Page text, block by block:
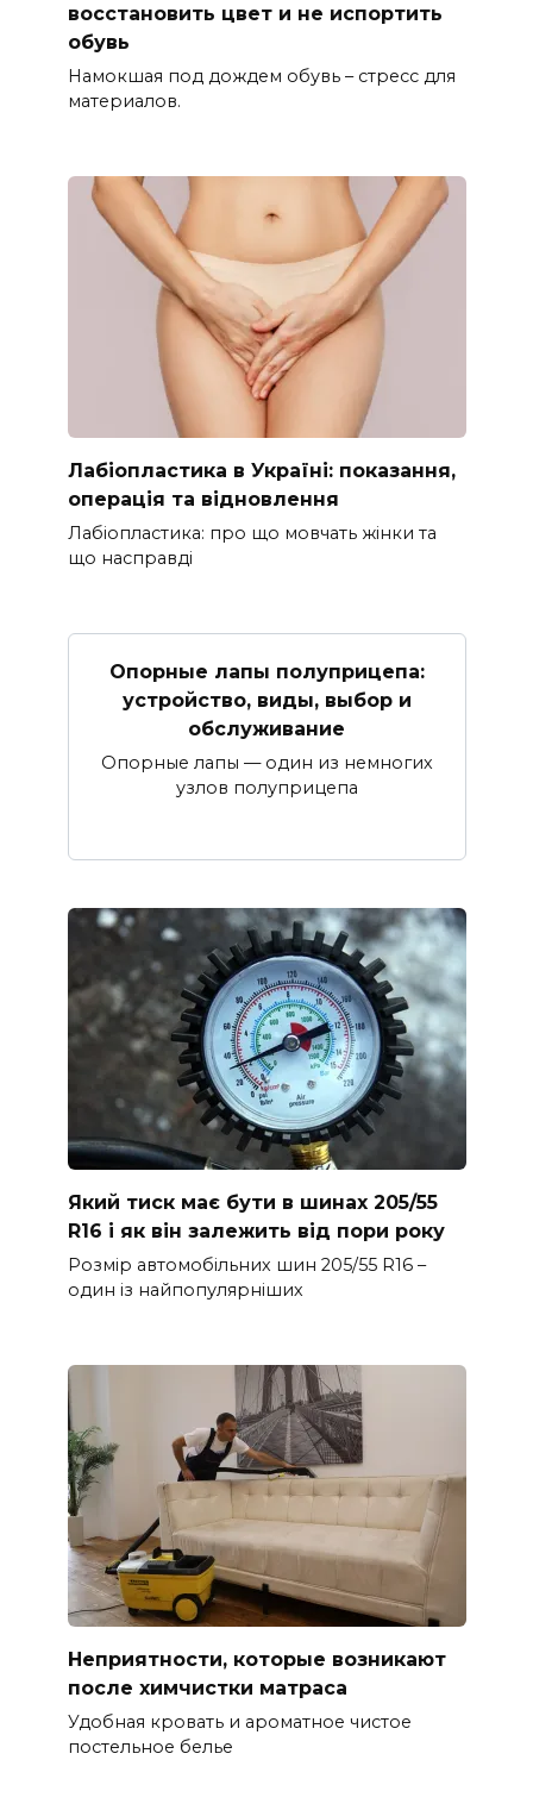
восстановить цвет и не испортить
обувь
Намокшая под дождем обувь – стресс для
материалов.
Лабіопластика в Україні: показання,
операція та відновлення
Лабіопластика: про що мовчать жінки та
що насправді
Опорные лапы полуприцепа:
устройство, виды, выбор и
обслуживание
Опорные лапы — один из немногих
узлов полуприцепа
Який тиск має бути в шинах 205/55
R16 і як він залежить від пори року
Розмір автомобільних шин 205/55 R16 –
один із найпопулярніших
Неприятности, которые возникают
после химчистки матраса
Удобная кровать и ароматное чистое
постельное белье